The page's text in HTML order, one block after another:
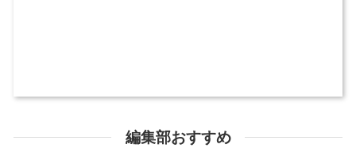
編集部おすすめ